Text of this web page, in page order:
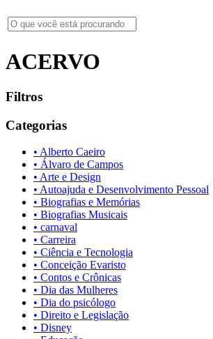
ACERVO
Filtros
Categorias
• Alberto Caeiro
• Álvaro de Campos
• Arte e Design
• Autoajuda e Desenvolvimento Pessoal
• Biografias e Memórias
• Biografias Musicais
• carnaval
• Carreira
• Ciência e Tecnologia
• Conceição Evaristo
• Contos e Crônicas
• Dia das Mulheres
• Dia do psicólogo
• Direito e Legislação
• Disney